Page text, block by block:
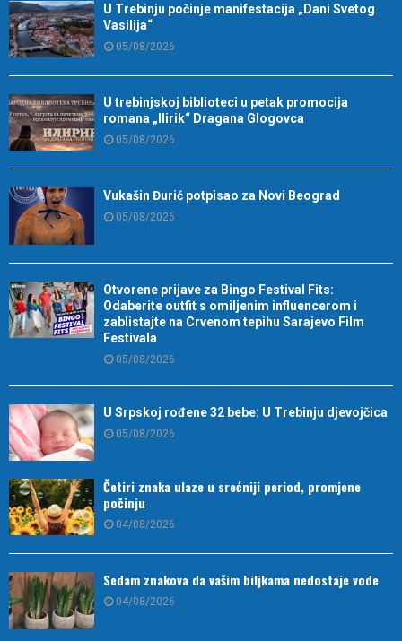
U Trebinju počinje manifestacija „Dani Svetog
Vasilija“
05/08/2026
U trebinjskoj biblioteci u petak promocija
romana „Ilirik“ Dragana Glogovca
05/08/2026
Vukašin Đurić potpisao za Novi Beograd
05/08/2026
Otvorene prijave za Bingo Festival Fits:
Odaberite outfit s omiljenim influencerom i
zablistajte na Crvenom tepihu Sarajevo Film
Festivala
05/08/2026
U Srpskoj rođene 32 bebe: U Trebinju djevojčica
05/08/2026
Četiri znaka ulaze u srećniji period, promjene
počinju
04/08/2026
Sedam znakova da vašim biljkama nedostaje vode
04/08/2026